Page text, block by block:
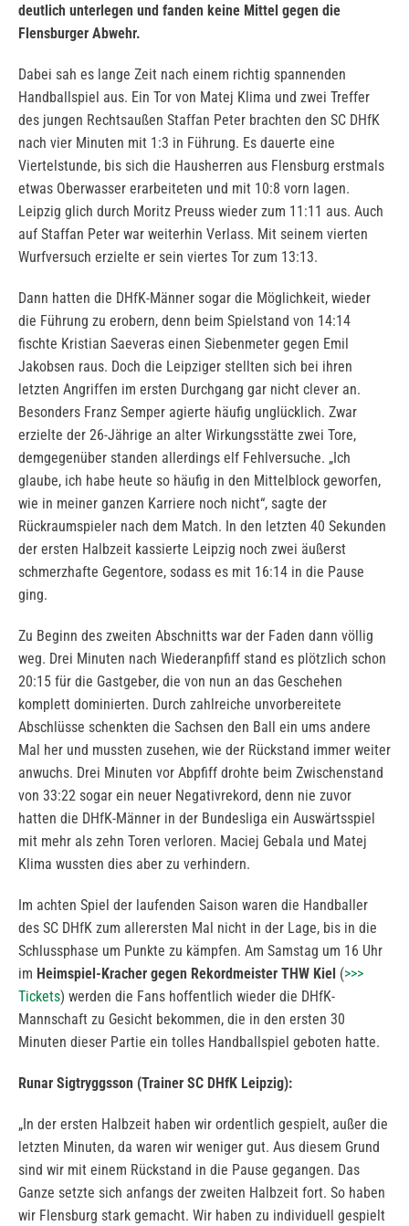
deutlich unterlegen und fanden keine Mittel gegen die
Flensburger Abwehr.
Dabei sah es lange Zeit nach einem richtig spannenden
Handballspiel aus. Ein Tor von Matej Klima und zwei Treffer
des jungen Rechtsaußen Staffan Peter brachten den SC DHfK
nach vier Minuten mit 1:3 in Führung. Es dauerte eine
Viertelstunde, bis sich die Hausherren aus Flensburg erstmals
etwas Oberwasser erarbeiteten und mit 10:8 vorn lagen.
Leipzig glich durch Moritz Preuss wieder zum 11:11 aus. Auch
auf Staffan Peter war weiterhin Verlass. Mit seinem vierten
Wurfversuch erzielte er sein viertes Tor zum 13:13.
Dann hatten die DHfK-Männer sogar die Möglichkeit, wieder
die Führung zu erobern, denn beim Spielstand von 14:14
fischte Kristian Saeveras einen Siebenmeter gegen Emil
Jakobsen raus. Doch die Leipziger stellten sich bei ihren
letzten Angriffen im ersten Durchgang gar nicht clever an.
Besonders Franz Semper agierte häufig unglücklich. Zwar
erzielte der 26-Jährige an alter Wirkungsstätte zwei Tore,
demgegenüber standen allerdings elf Fehlversuche. „Ich
glaube, ich habe heute so häufig in den Mittelblock geworfen,
wie in meiner ganzen Karriere noch nicht“, sagte der
Rückraumspieler nach dem Match. In den letzten 40 Sekunden
der ersten Halbzeit kassierte Leipzig noch zwei äußerst
schmerzhafte Gegentore, sodass es mit 16:14 in die Pause
ging.
Zu Beginn des zweiten Abschnitts war der Faden dann völlig
weg. Drei Minuten nach Wiederanpfiff stand es plötzlich schon
20:15 für die Gastgeber, die von nun an das Geschehen
komplett dominierten. Durch zahlreiche unvorbereitete
Abschlüsse schenkten die Sachsen den Ball ein ums andere
Mal her und mussten zusehen, wie der Rückstand immer weiter
anwuchs. Drei Minuten vor Abpfiff drohte beim Zwischenstand
von 33:22 sogar ein neuer Negativrekord, denn nie zuvor
hatten die DHfK-Männer in der Bundesliga ein Auswärtsspiel
mit mehr als zehn Toren verloren. Maciej Gebala und Matej
Klima wussten dies aber zu verhindern.
Im achten Spiel der laufenden Saison waren die Handballer
des SC DHfK zum allerersten Mal nicht in der Lage, bis in die
Schlussphase um Punkte zu kämpfen. Am Samstag um 16 Uhr
im Heimspiel-Kracher gegen Rekordmeister THW Kiel (>>>
Tickets) werden die Fans hoffentlich wieder die DHfK-
Mannschaft zu Gesicht bekommen, die in den ersten 30
Minuten dieser Partie ein tolles Handballspiel geboten hatte.
Runar Sigtryggsson (Trainer SC DHfK Leipzig):
„In der ersten Halbzeit haben wir ordentlich gespielt, außer die
letzten Minuten, da waren wir weniger gut. Aus diesem Grund
sind wir mit einem Rückstand in die Pause gegangen. Das
Ganze setzte sich anfangs der zweiten Halbzeit fort. So haben
wir Flensburg stark gemacht. Wir haben zu individuell gespielt